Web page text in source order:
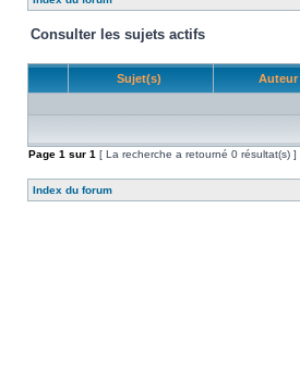
Consulter les sujets actifs
Sujet(s) Auteur
Page 1 sur 1 [ La recherche a retourné 0 résultat(s) ]
Index du forum